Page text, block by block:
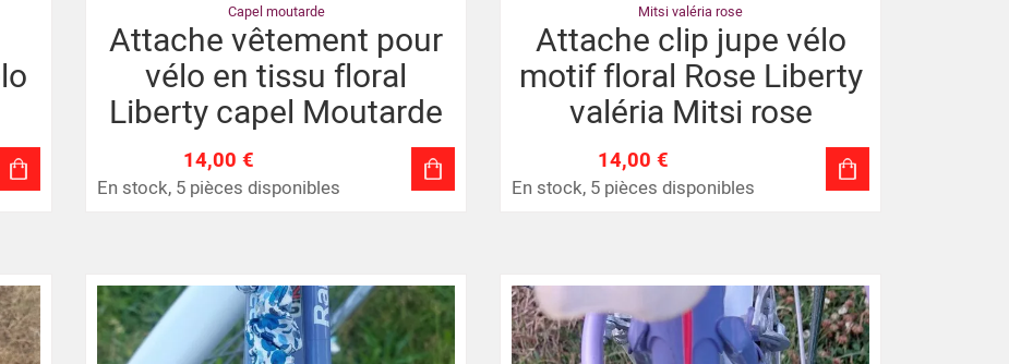
Capel moutarde
Attache vêtement pour
vélo en tissu floral
Liberty capel Moutarde
14,00 €
En stock, 5 pièces disponibles
Mitsi valéria rose
Attache clip jupe vélo
motif floral Rose Liberty
valéria Mitsi rose
14,00 €
En stock, 5 pièces disponibles